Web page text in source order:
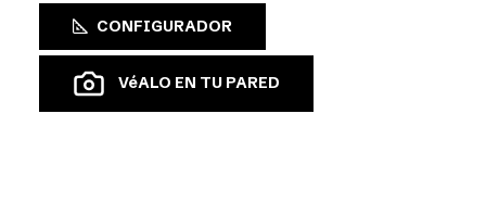
CONFIGURADOR
VéALO EN TU PARED